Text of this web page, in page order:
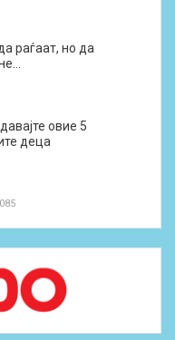
раѓаат, но да
овие 5
деца